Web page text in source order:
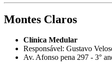
Montes Claros
Clínica Medular
Responsável: Gustavo
Av. Afonso pena 297 - 3°